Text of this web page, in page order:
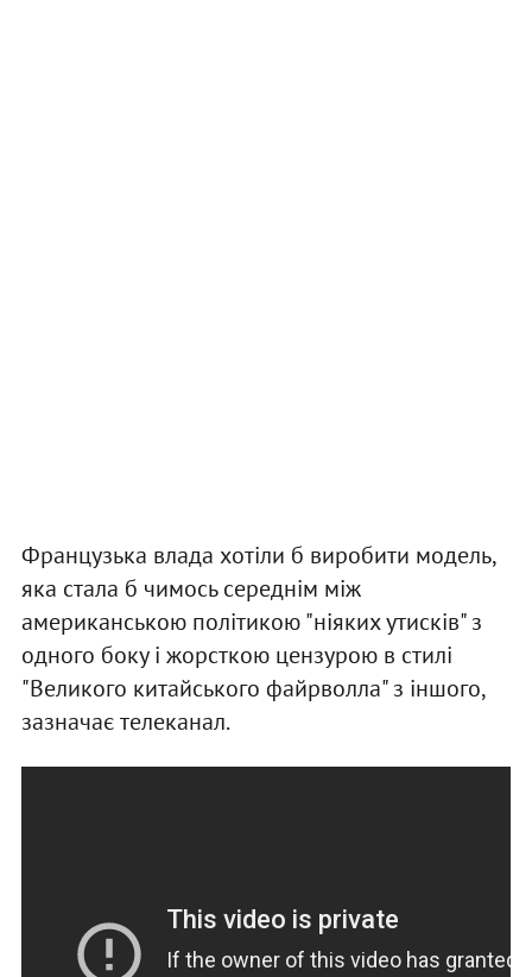
Французька влада хотіли б виробити модель,
яка стала б чимось середнім між
американською політикою "ніяких утисків" з
одного боку і жорсткою цензурою в стилі
"Великого китайського файрволла" з іншого,
зазначає телеканал.